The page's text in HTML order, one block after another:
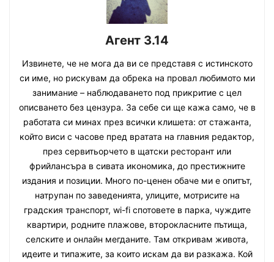
Агент 3.14
Извинете, че не мога да ви се представя с истинското
си име, но рискувам да обрека на провал любимото ми
занимание – наблюдаването под прикритие с цел
описването без цензура. За себе си ще кажа само, че в
работата си минах през всички клишета: от стажанта,
който виси с часове пред вратата на главния редактор,
през сервитьорчето в щатски ресторант или
фрийлансъра в сивата икономика, до престижните
издания и позиции. Много по-ценен обаче ми е опитът,
натрупан по заведенията, улиците, мотрисите на
градския транспорт, wi-fi спотовете в парка, чуждите
квартири, родните плажове, второкласните пътища,
селските и онлайн мегданите. Там откривам живота,
идеите и типажите, за които искам да ви разкажа. Кой